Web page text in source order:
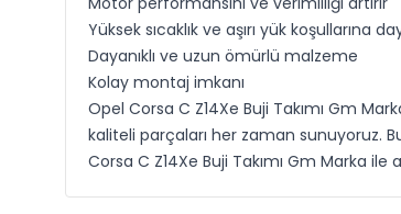
Yüksek sıcaklık ve aşırı yük koşullarına
Dayanıklı ve uzun ömürlü malzeme
Kolay montaj imkanı
Opel Corsa C Z14Xe Buji Takımı Gm
kaliteli parçaları her zaman sunuyoruz.
Corsa C Z14Xe Buji Takımı Gm Marka